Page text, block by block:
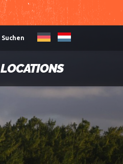
Suchen
LOCATIONS